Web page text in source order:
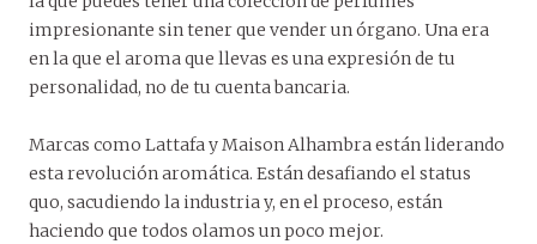
impresionante sin tener que vender un órgano. Una era
en la que el aroma que llevas es una expresión de tu
personalidad, no de tu cuenta bancaria.
Marcas como Lattafa y Maison Alhambra están liderando
esta revolución aromática. Están desafiando el status
quo, sacudiendo la industria y, en el proceso, están
haciendo que todos olamos un poco mejor.